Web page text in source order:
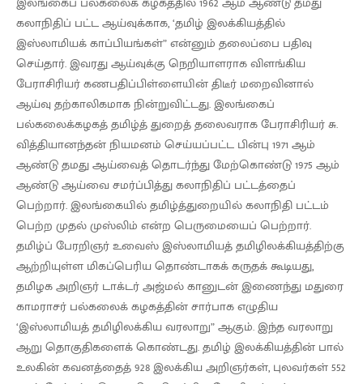
கலாநிதிப் பட்ட ஆய்வுக்காக, ‘தமிழ் இலக்கியத்தில்
இஸ்லாமியக் காப்பியங்கள்” என்னும் தலைப்பை பதிவு
செய்தார். இவரது ஆய்வுக்கு நெறியாளராக விளங்கிய
பேராசிரியர் கணபதிப்பிள்ளையின் திடீர் மறைவினால்
ஆய்வு தற்காலிகமாக நின்றுவிட்டது. இலங்கைப்
பல்கலைக்கழகத் தமிழ்த் துறைத் தலைவராக பேராசிரியர் சு.
வித்தியானந்தன் நியமனம் செய்யப்பட்ட பின்பு 1971 ஆம்
ஆண்டு தமது ஆய்வைத் தொடர்ந்து மேற்கொண்டு 1975 ஆம்
ஆண்டு ஆய்வை சமர்ப்பித்து கலாநிதிப் பட்டத்தைப்
பெற்றார். இலங்கையில் தமிழ்த்துறையில் கலாநிதி பட்டம்
பெற்ற முதல் முஸ்லிம் என்ற பெருமையைப் பெற்றார்.
தமிழ்ப் பேரறிஞர் உவைஸ் இஸ்லாமியத் தமிழிலக்கியத்திற்கு
ஆற்றியுள்ள மிகப்பெரிய தொண்டாகக் கருதக் கூடியது,
தமிழக அறிஞர் டாக்டர் அஜ்மல் கானுடன் இணைந்து மதுரை
காமராசர் பல்கலைக் கழகத்தின் சார்பாக எழுதிய
‘இஸ்லாமியத் தமிழிலக்கிய வரலாறு” ஆகும். இந்த வரலாறு
ஆறு தொகுதிகளைக் கொண்டது. தமிழ் இலக்கியத்தின் பால்
உலகின் கவனத்தைத் 928 இலக்கிய அறிஞர்கள், புலவர்கள் 552